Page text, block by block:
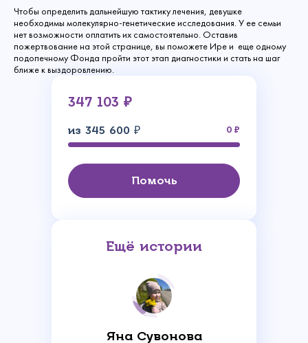
Чтобы определить дальнейшую тактику лечения, девушке
необходимы молекулярно-генетические исследования. У ее семьи
нет возможности оплатить их самостоятельно. Оставив
пожертвование на этой странице, вы поможете Ире и еще одному
подопечному Фонда пройти этот этап диагностики и стать на шаг
ближе к выздоровлению.
347 103 ₽
из 345 600 ₽ 0
Помочь
Ещё истории
Яна Сувонова